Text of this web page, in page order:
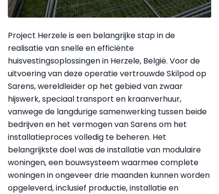
Project Herzele is een belangrijke stap in de
realisatie van snelle en efficiënte
huisvestingsoplossingen in Herzele, België. Voor de
uitvoering van deze operatie vertrouwde Skilpod op
Sarens, wereldleider op het gebied van zwaar
hijswerk, speciaal transport en kraanverhuur,
vanwege de langdurige samenwerking tussen beide
bedrijven en het vermogen van Sarens om het
installatieproces volledig te beheren. Het
belangrijkste doel was de installatie van modulaire
woningen, een bouwsysteem waarmee complete
woningen in ongeveer drie maanden kunnen worden
opgeleverd, inclusief productie, installatie en